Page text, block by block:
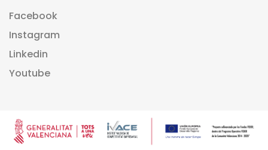
Facebook
Instagram
Linkedin
Youtube